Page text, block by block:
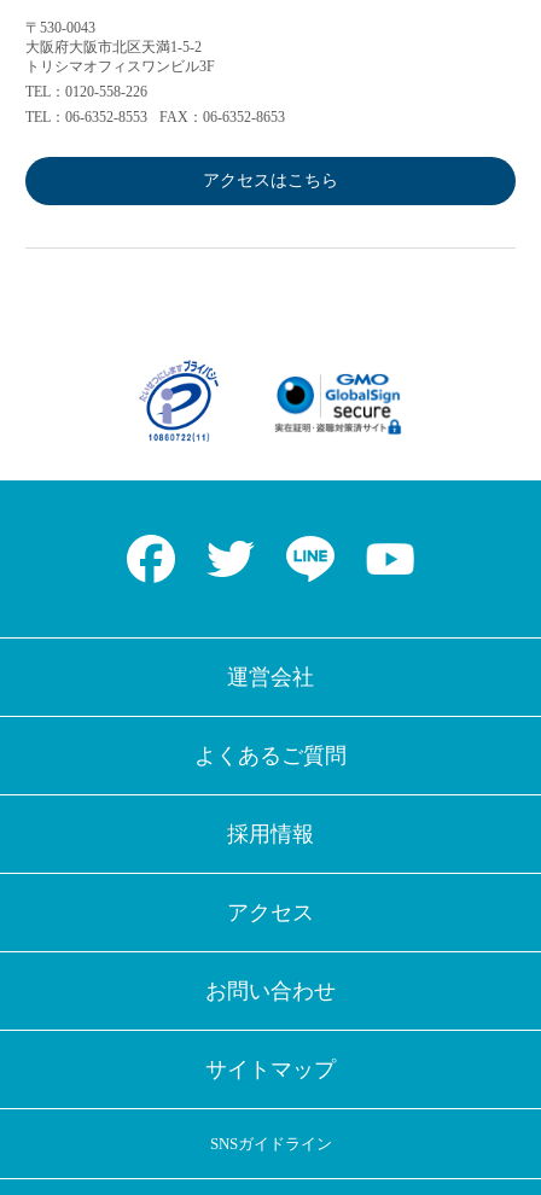
〒530-0043
大阪府大阪市北区天満1-5-2
トリシマオフィスワンビル3F
TEL：0120-558-226
TEL：06-6352-8553
FAX：06-6352-8653
アクセスはこちら
Facebook Twitter LINE
運営会社
よくあるご質問
採用情報
アクセス
お問い合わせ
サイトマップ
SNSガイドライン